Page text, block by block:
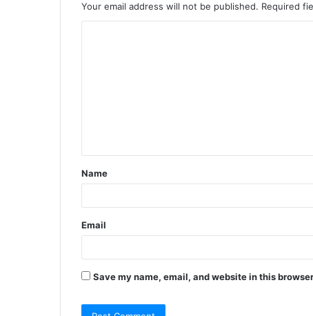
Your email address will not be published. Required
t
*
Name
Email
Save my name, email, and website in this